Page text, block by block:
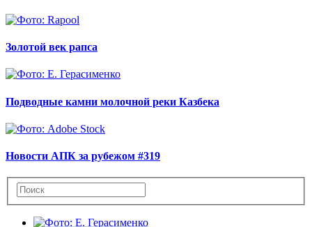
Золотой век рапса
Подводные камни молочной реки Казбека
Новости АПК за рубежом #319